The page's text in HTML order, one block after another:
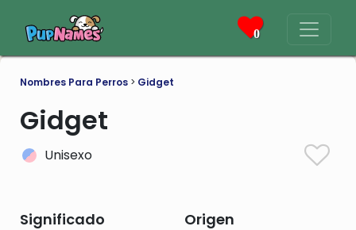
0
Nombres Para Perros > Gidget
Gidget
Unisexo
Significado Origen